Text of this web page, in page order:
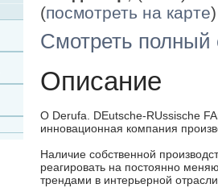
(посмотреть на карте)
Смотреть
Описание
О Derufa. DEutsche-RUssische
инновационная компания
Наличие собственной
реагировать на постоянно
трендами в интерьерной